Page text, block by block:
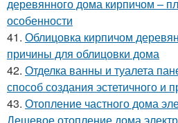
деревянного дома кирпичом –
особенности
41. Облицовка кирпичом
причины для облицовки дома
42. Отделка ванны и туалета
способ создания эстетичного и
43. Отопление частного дома